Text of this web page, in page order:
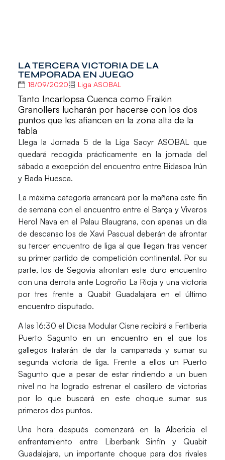
LA TERCERA VICTORIA DE LA
TEMPORADA EN JUEGO
18/09/2020 Liga ASOBAL
Tanto Incarlopsa Cuenca como Fraikin
Granollers lucharán por hacerse con los dos
puntos que les afiancen en la zona alta de la
tabla
Llega la Jornada 5 de la Liga Sacyr ASOBAL
que
quedará recogida prácticamente en la jornada del
sábado a excepción del encuentro entre Bidasoa Irún
y Bada Huesca.
La máxima categoría arrancará por la mañana este fin
de semana con el encuentro entre el Barça y Viveros
Herol Nava en el Palau Blaugrana, con apenas un día
de descanso los de Xavi Pascual deberán de afrontar
su tercer encuentro de liga al que llegan tras vencer
su primer partido de competición continental. Por su
parte, los de Segovia afrontan este duro encuentro
con una derrota ante Logroño La Rioja y una victoria
por tres frente a Quabit Guadalajara en el último
encuentro disputado.
A las 16:30 el Dicsa Modular Cisnerecibirá a Fertiberia
Puerto Sagunto en un encuentro en el que los
gallegos tratarán de dar la campanada y sumar su
segunda victoria de liga. Frente a ellos un Puerto
Sagunto que a pesar de estar rindiendo a un buen
nivel no ha logrado estrenar el casillero de victorias
por lo que buscará en este choque sumar sus
primeros dos puntos.
Una hora después comenzará en la Albericia el
enfrentamiento entre Liberbank Sinfín y Quabit
Guadalajara, un importante choque para dos rivales